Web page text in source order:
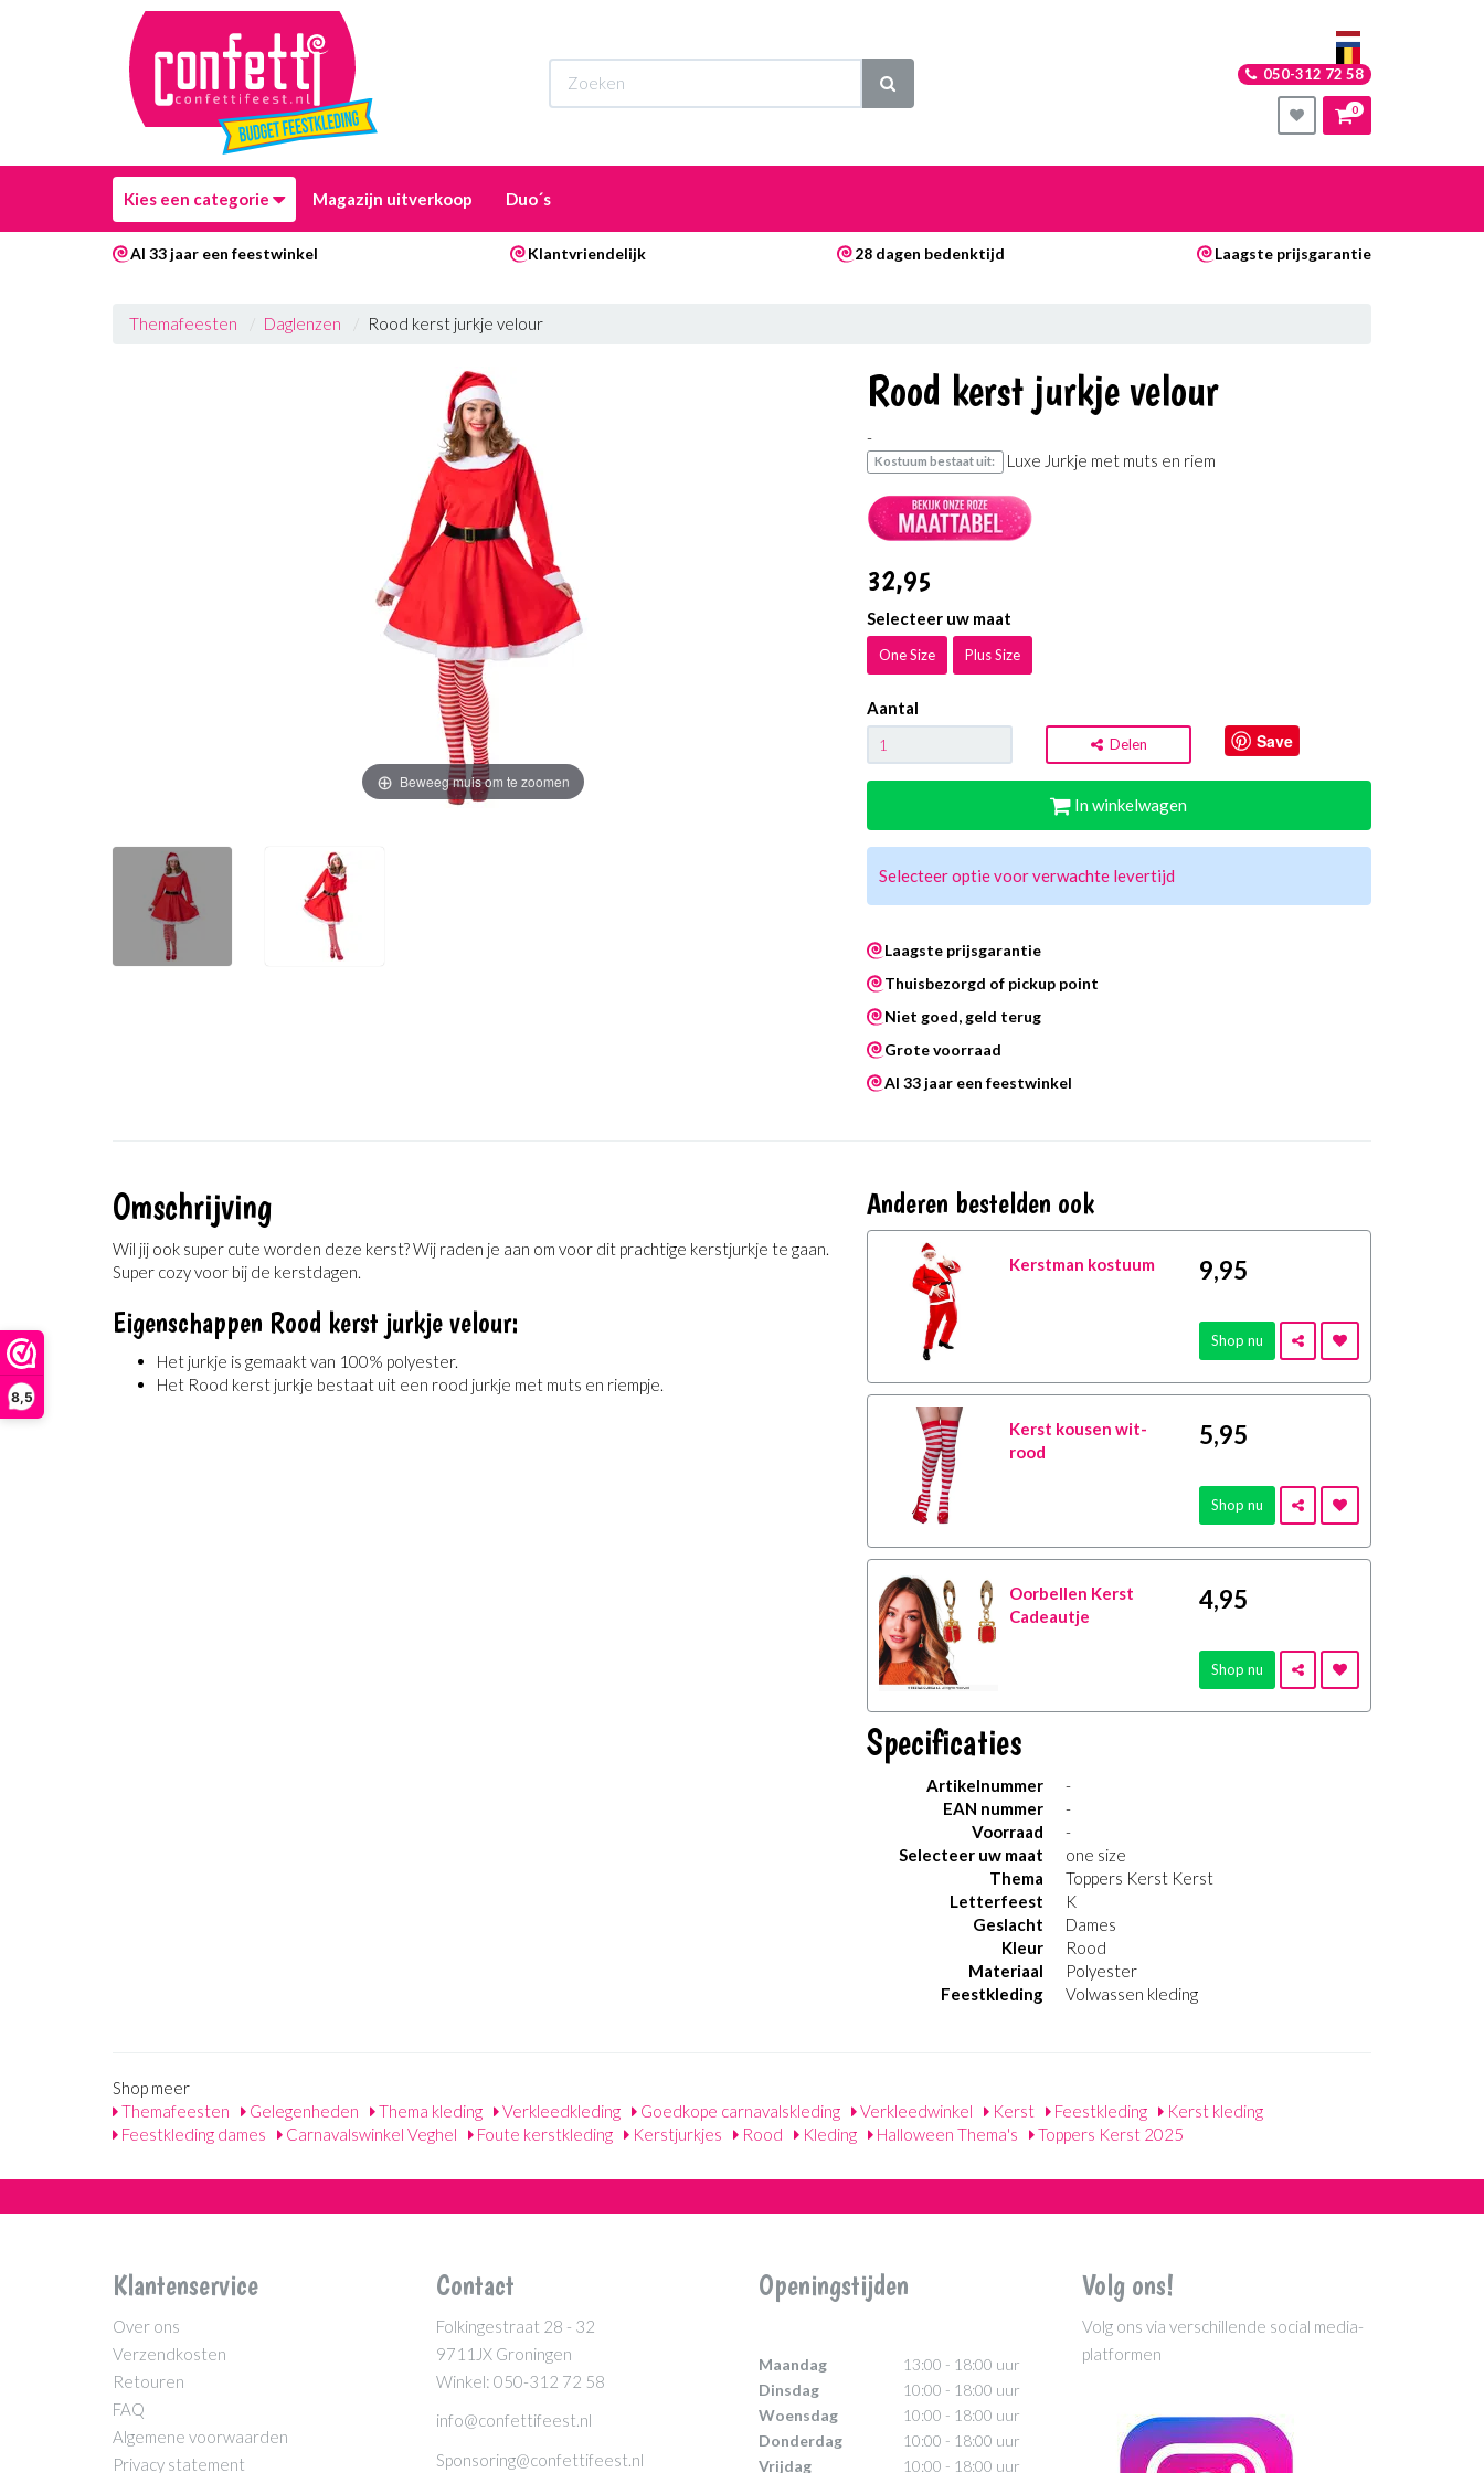
8,5
050-312 72 58
0
Kies een categorie Magazijn uitverkoop Duo´s
Al 33 jaar een feestwinkel Klantvriendelijk 28 dagen bedenktijd Laagste prijsgarantie
Themafeesten Daglenzen Rood kerst jurkje velour
Beweeg muis om te zoomen
Rood kerst jurkje velour
-
Kostuum bestaat uit: Luxe Jurkje met muts en riem
32,95
Selecteer uw maat
One Size Plus Size
Aantal
Delen Save
In winkelwagen
Selecteer optie voor verwachte levertijd
Laagste prijsgarantie
Thuisbezorgd of pickup point
Niet goed, geld terug
Grote voorraad
Al 33 jaar een feestwinkel
Omschrijving
Wil jij ook super cute worden deze kerst? Wij raden je aan om voor dit prachtige kerstjurkje te gaan.
Super cozy voor bij de kerstdagen.
Eigenschappen Rood kerst jurkje velour:
Het jurkje is gemaakt van 100% polyester.
Het Rood kerst jurkje bestaat uit een rood jurkje met muts en riempje.
Anderen bestelden ook
Kerstman kostuum 9,95
Shop nu
Kerst kousen wit-
rood
5,95
Shop nu
Oorbellen Kerst
Cadeautje
4,95
Shop nu
Specificaties
Artikelnummer
-
EAN nummer
-
Voorraad
-
Selecteer uw maat
one size
Thema
Toppers Kerst Kerst
Letterfeest
K
Geslacht
Dames
Kleur
Rood
Materiaal
Polyester
Feestkleding
Volwassen kleding
Shop meer
Themafeesten
Gelegenheden Thema kleding Verkleedkleding Goedkope carnavalskleding Verkleedwinkel Kerst Feestkleding
Kerst kleding
Feestkleding dames
Carnavalswinkel Veghel Foute kerstkleding Kerstjurkjes Rood Kleding Halloween Thema's Toppers Kerst 2025
Klantenservice
Over ons
Verzendkosten
Retouren
FAQ
Algemene voorwaarden
Privacy statement
Contact
Folkingestraat 28 - 32
9711JX Groningen
Winkel: 050-312 72 58
info@confettifeest.nl
Sponsoring@confettifeest.nl
Openingstijden
Maandag
13:00 - 18:00 uur
Dinsdag
10:00 - 18:00 uur
Woensdag
10:00 - 18:00 uur
Donderdag
10:00 - 18:00 uur
Vrijdag
10:00 - 18:00 uur
Volg ons!
Volg ons via verschillende social media-
platformen